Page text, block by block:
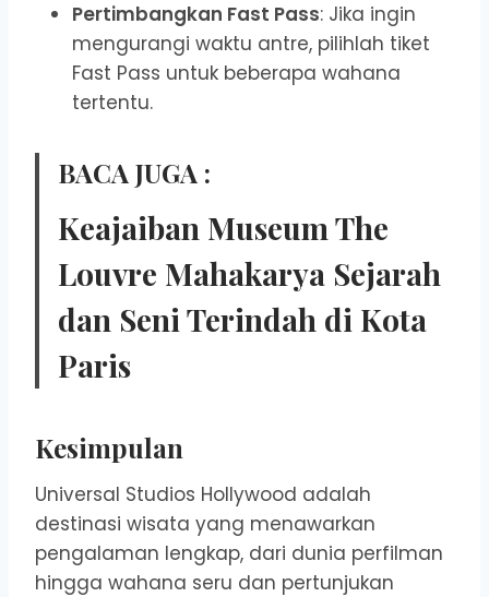
Pertimbangkan Fast Pass: Jika ingin
mengurangi waktu antre, pilihlah tiket
Fast Pass untuk beberapa wahana
tertentu.
BACA JUGA :
Keajaiban Museum The
Louvre Mahakarya Sejarah
dan Seni Terindah di Kota
Paris
Kesimpulan
Universal Studios Hollywood adalah
destinasi wisata yang menawarkan
pengalaman lengkap, dari dunia perfilman
hingga wahana seru dan pertunjukan